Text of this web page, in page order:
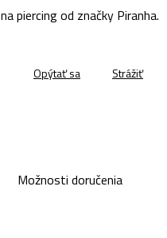
Možnosti doručenia
na piercing od značky Piranha.
Opýtať sa Strážiť